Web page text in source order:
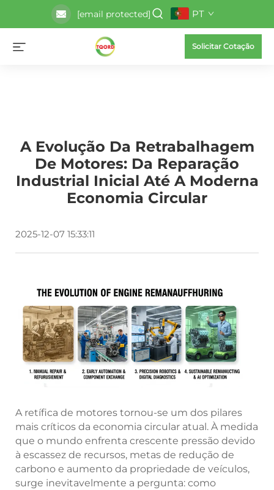
[email protected] PT
Solicitar Cotação
A Evolução Da Retrabalhagem
De Motores: Da Reparação
Industrial Inicial Até A Moderna
Economia Circular
2025-12-07 15:33:11
A retífica de motores tornou-se um dos pilares
mais críticos da economia circular atual. À medida
que o mundo enfrenta crescente pressão devido
à escassez de recursos, metas de redução de
carbono e aumento da propriedade de veículos,
surge inevitavelmente a pergunta: como